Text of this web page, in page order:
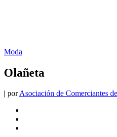
Moda
Olañeta
| porAsociación de Comerciantes